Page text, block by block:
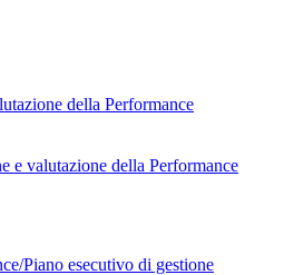
della Performance
e valutazione della Performance
Piano esecutivo di gestione